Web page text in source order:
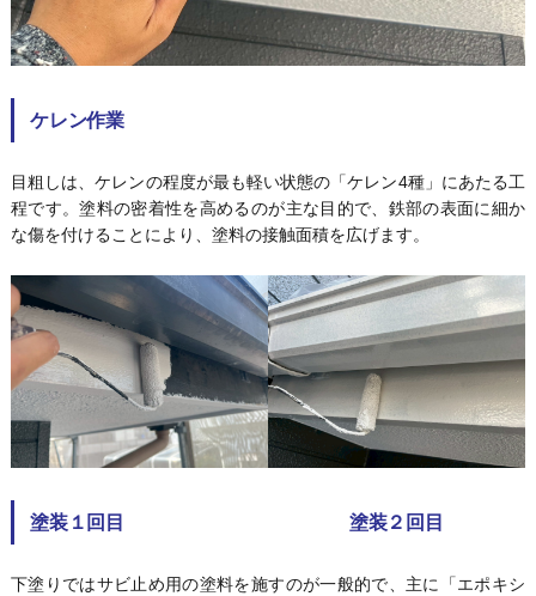
ケレン作業
目粗しは、ケレンの程度が最も軽い状態の「ケレン4種」にあたる工
程です。塗料の密着性を高めるのが主な目的で、鉄部の表面に細か
な傷を付けることにより、塗料の接触面積を広げます。
塗装１回目 塗装２回目
下塗りではサビ止め用の塗料を施すのが一般的で、主に「エポキシ